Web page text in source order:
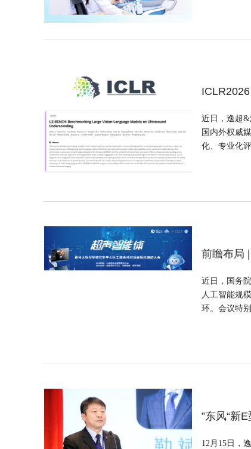
近日，逸超
国内外权威
化、专业化
前瞻布局
近日，国务
人工智能规
环。会议特
”东风“新
12月15日，